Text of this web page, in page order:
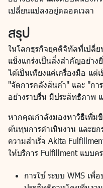
เปลี่ยนแปลงอยู่ตลอดเวลา
สรุป
ในโลกธุรกิจยุคดิจิทัลที่เปลี่ย
แข็งแกร่งเป็นสิ่งสำคัญอย่าง
ได้เป็นเพียงแค่เครื่องมือ แ
"จัดการคลังสินค้า" และ "กา
อย่างราบรื่น มีประสิทธิภาพ
หากคุณกำลังมองหาวิธีเพิ่ม
ต้นทุนการดำเนินงาน และย
ความสำเร็จ Akita
ให้บริการ Fulfillment แบบ
การใช้ ระบบ WMS เ